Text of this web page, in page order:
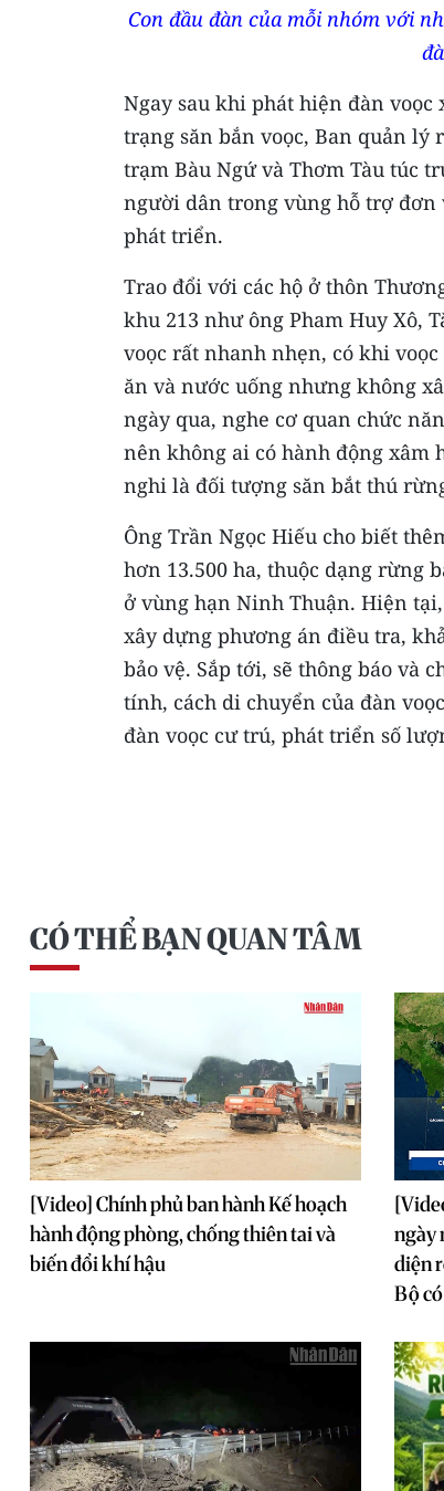
Con đầu đàn của mỗi nhóm với
Ngay sau khi phát hiện đàn
trạng săn bắn voọc, Ban quản
trạm Bàu Ngứ và Thơm Tàu túc
người dân trong vùng hỗ trợ đơn
phát triển.
Trao đổi với các hộ ở thôn
khu 213 như ông Pham Huy Xô,
voọc rất nhanh nhẹn, có khi
ăn và nước uống nhưng không
ngày qua, nghe cơ quan chức
nên không ai có hành động
nghi là đối tượng săn bắt thú
Ông Trần Ngọc Hiếu cho biết
hơn 13.500 ha, thuộc dạng rừng
ở vùng hạn Ninh Thuận. Hiện
xây dựng phương án điều tra,
bảo vệ. Sắp tới, sẽ thông báo và
tính, cách di chuyển của đàn
đàn voọc cư trú, phát triển số
CÓ THỂ BẠN QUAN TÂM
[Video] Chính phủ ban hành Kế hoạch
hành động phòng, chống thiên tai và
biến đổi khí hậu
ngày
diện
Bộ